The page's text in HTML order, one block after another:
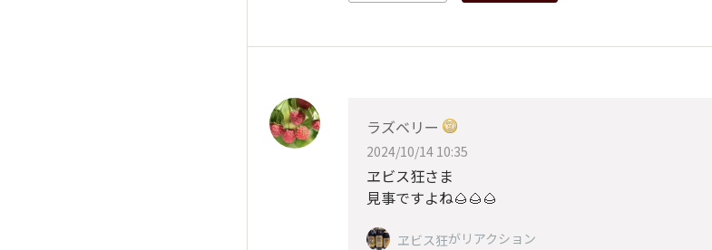
ラズベリー
2024/10/14 10:35
ヱビス狂さま
見事ですよね🌰🌰🌰
ヱビス狂がリアクション